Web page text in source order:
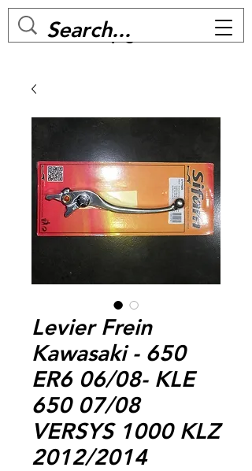
MC BIKE Perpignan
Levier Frein
Kawasaki - 650
ER6 06/08- KLE
650 07/08
VERSYS 1000 KLZ
2012/2014